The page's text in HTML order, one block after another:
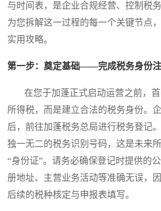
与时间表，是企业合规经营、控制税
为您拆解这一过程的每一个关键节点
实用攻略。
第一步：奠定基础——完成税务身份
在您于加蓬正式启动运营之前，首
所得税，而是建立合法的税务身份。
后，前往加蓬税务总局进行税务登记
独一无二的税务识别号码，这是未来
“身份证”。请务必确保登记时提供的
册地址、主营业务活动等准确无误，
后续的税种核定与申报表填写。